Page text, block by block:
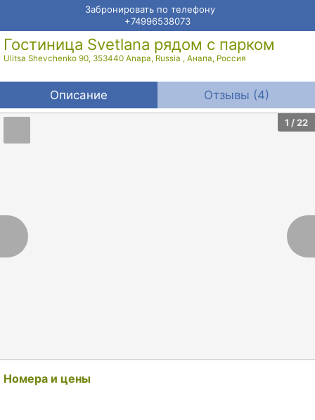
Забронировать по телефону
+74996538073
Гостиница Svetlana рядом с парком
Ulitsa Shevchenko 90, 353440 Anapa, Russia , Анапа, Россия
Описание Отзывы (4)
1 / 22
Номера и цены